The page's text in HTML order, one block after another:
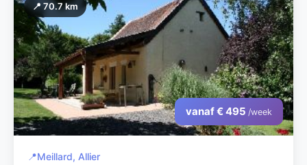
📍 70.7 km
vanaf € 495 /week
📍Meillard, Allier